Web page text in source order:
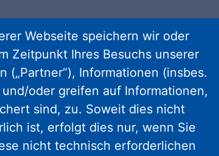
linkedin kununu
Webseite speichern wir oder
Zeitpunkt Ihres Besuchs unserer
(„Partner“), Informationen (insbes.
oder greifen auf Informationen,
sind, zu. Soweit dies nicht
ist, erfolgt dies nur, wenn Sie
nicht technisch erforderlichen